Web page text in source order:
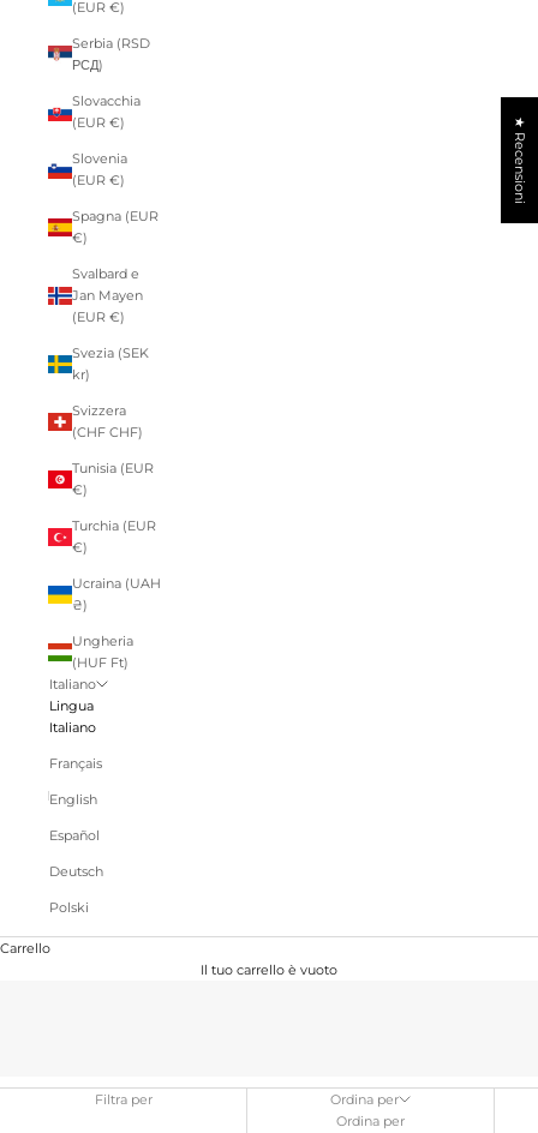
(EUR €)
Serbia (RSD
РСД)
Slovacchia
(EUR €)
Slovenia
(EUR €)
Spagna (EUR
€)
Svalbard e
Jan Mayen
(EUR €)
Svezia (SEK
kr)
Svizzera
(CHF CHF)
Tunisia (EUR
€)
Turchia (EUR
€)
Ucraina (UAH
₴)
Ungheria
(HUF Ft)
Italiano
Lingua
Italiano
Français
English
Español
Deutsch
Polski
Carrello
Il tuo carrello è vuoto
Filtra per
Ordina per
Ordina per
★ Recensioni